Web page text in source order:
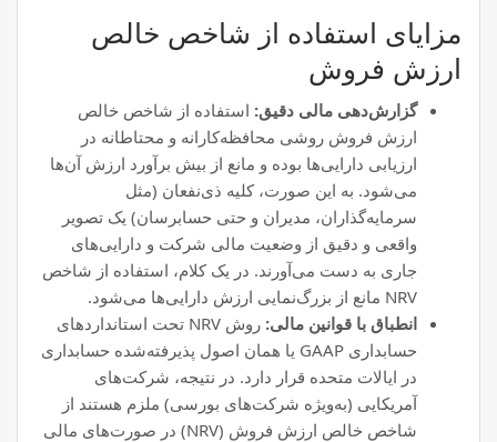
مزایای استفاده از شاخص خالص
ارزش فروش
گزارش‌دهی مالی دقیق: استفاده از شاخص خالص
ارزش فروش روشی محافظه‌کارانه و محتاطانه در
ارزیابی دارایی‌ها بوده و مانع از بیش برآورد ارزش آن‌ها
می‌شود. به این صورت، کلیه ذی‌نفعان (مثل
سرمایه‌گذاران، مدیران و حتی حسابرسان) یک تصویر
واقعی و دقیق از وضعیت مالی شرکت و دارایی‌های
جاری به دست می‌آورند. در یک کلام، استفاده از شاخص
NRV مانع از بزرگ‌نمایی ارزش دارایی‌ها می‌شود.
انطباق با قوانین مالی:
روش NRV تحت استانداردهای
حسابداری GAAP یا همان اصول پذیرفته‌شده حسابداری
در ایالات متحده قرار دارد. در نتیجه، شرکت‌های
آمریکایی (به‌ویژه شرکت‌های بورسی) ملزم هستند از
شاخص خالص ارزش فروش (NRV) در صورت‌های مالی